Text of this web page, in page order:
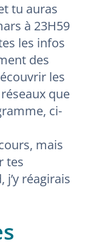
tu auras
à 23H59
les infos
des
les
que
ci-
mais
tes
j’y réagirais